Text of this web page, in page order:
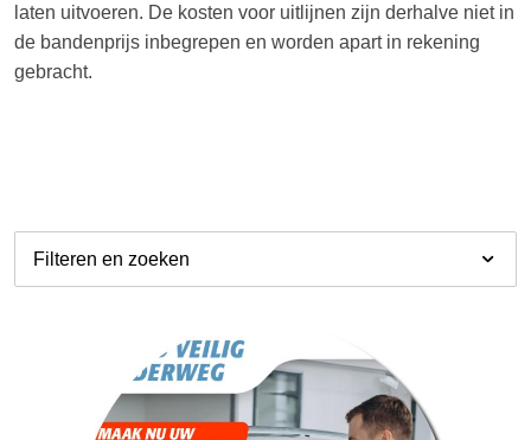
laten uitvoeren. De kosten voor uitlijnen zijn derhalve niet in
de bandenprijs inbegrepen en worden apart in rekening
gebracht.
Filteren en zoeken